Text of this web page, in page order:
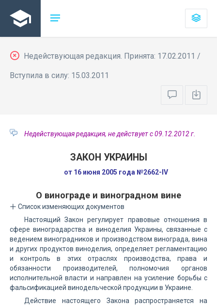
Недействующая редакция. Принята: 17.02.2011 /
Вступила в силу: 15.03.2011
Недействующая редакция, не действует с 09.12.2012 г.
ЗАКОН УКРАИНЫ
от 16 июня 2005 года №2662-IV
О винограде и виноградном вине
Список изменяющих документов
Настоящий Закон регулирует правовые отношения в
сфере виноградарства и виноделия Украины, связанные с
ведением виноградников и производством винограда, вина
и других продуктов виноделия, определяет регламентацию
и контроль в этих отраслях производства, права и
обязанности производителей, полномочия органов
исполнительной власти и направлен на усиление борьбы с
фальсификацией винодельческой продукции в Украине.
Действие настоящего Закона распространяется на